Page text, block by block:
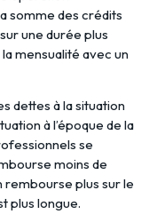
somme des crédits
une durée plus
mensualité avec un
dettes à la situation
à l’époque de la
se
moins de
rembourse plus sur le
plus longue.